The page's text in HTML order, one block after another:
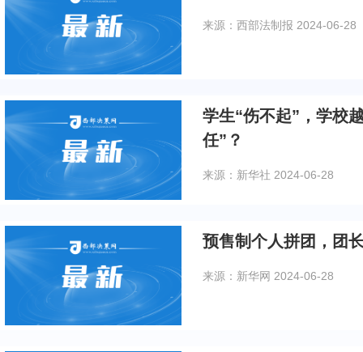
来源：西部法制报 2024-06-28
学生“伤不起”，学校
任”？
来源：新华社 2024-06-28
预售制个人拼团，团
来源：新华网 2024-06-28